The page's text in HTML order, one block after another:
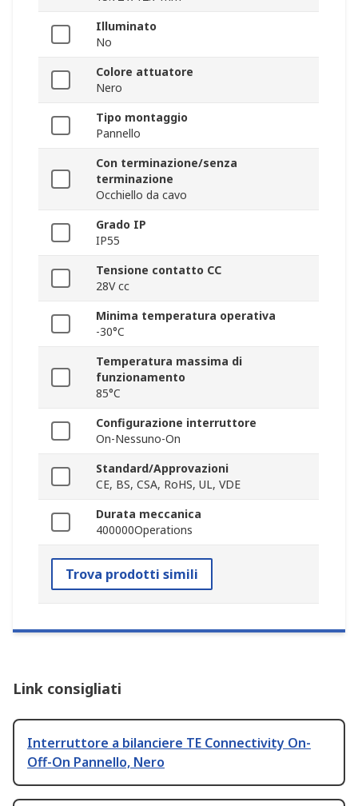
Illuminato
No
Colore attuatore
Nero
Tipo montaggio
Pannello
Con terminazione/senza
terminazione
Occhiello da cavo
Grado IP
IP55
Tensione contatto CC
28V cc
Minima temperatura operativa
-30°C
Temperatura massima di
funzionamento
85°C
Configurazione interruttore
On-Nessuno-On
Standard/Approvazioni
CE, BS, CSA, RoHS, UL, VDE
Durata meccanica
400000Operations
Trova prodotti simili
Link consigliati
Interruttore a bilanciere TE Connectivity On-
Off-On Pannello, Nero